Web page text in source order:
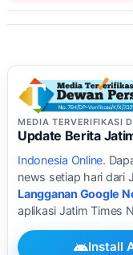
MEDIA TERVERIFIKASI
Update Berita
Indonesia Online.
news setiap hari dari
Langganan Google
aplikasi Jatim Times
Install